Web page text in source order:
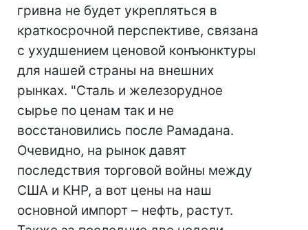
гривна не будет укрепляться в
краткосрочной перспективе, связана
с ухудшением ценовой конъюнктуры
для нашей страны на внешних
рынках. "Сталь и железорудное
сырье по ценам так и не
восстановились после Рамадана.
Очевидно, на рынок давят
последствия торговой войны между
США и КНР, а вот цены на наш
основной импорт – нефть, растут.